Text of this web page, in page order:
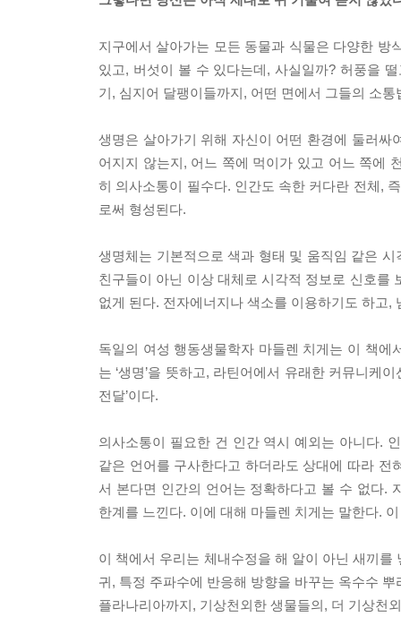
지구에서 살아가는 모든 동물과 식물은 다양한 방
있고, 버섯이 볼 수 있다는데, 사실일까? 허풍을
기, 심지어 달팽이들까지, 어떤 면에서 그들의 소
생명은 살아가기 위해 자신이 어떤 환경에 둘러
어지지 않는지, 어느 쪽에 먹이가 있고 어느 쪽에
히 의사소통이 필수다. 인간도 속한 커다란 전체,
로써 형성된다.
생명체는 기본적으로 색과 형태 및 움직임 같은
친구들이 아닌 이상 대체로 시각적 정보로 신호를
없게 된다. 전자에너지나 색소를 이용하기도 하고
독일의 여성 행동생물학자 마들렌 치게는 이 책에
는 ‘생명’을 뜻하고, 라틴어에서 유래한 커뮤니케
전달’이다.
의사소통이 필요한 건 인간 역시 예외는 아니다.
같은 언어를 구사한다고 하더라도 상대에 따라
서 본다면 인간의 언어는 정확하다고 볼 수 없다.
한계를 느낀다. 이에 대해 마들렌 치게는 말한다.
이 책에서 우리는 체내수정을 해 알이 아닌 새끼
귀, 특정 주파수에 반응해 방향을 바꾸는 옥수수
플라나리아까지, 기상천외한 생물들의, 더 기상천